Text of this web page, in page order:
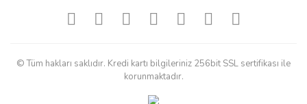
© Tüm hakları saklıdır. Kredi kartı bilgileriniz 256bit SSL sertifikası ile
korunmaktadır.